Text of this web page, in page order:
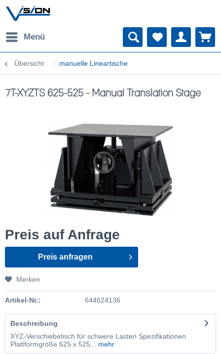
Menü
Übersicht manuelle Lineartische
7T-XYZTS 625-525 - Manual Translation Stage
Preis auf Anfrage
Preis anfragen
Merken
Artikel-Nr.: 644624136
Beschreibung
XYZ-Verschiebetisch für schwere Lasten Spezifikationen
Plattformgröße 625 x 525...
mehr